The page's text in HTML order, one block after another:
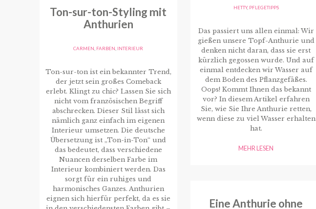
Ton-sur-ton-Styling mit
Anthurien
CARMEN, FARBEN, INTERIEUR
Ton-sur-ton ist ein bekannter Trend,
der jetzt sein großes Comeback
erlebt. Klingt zu chic? Lassen Sie sich
nicht vom französischen Begriff
abschrecken. Dieser Stil lässt sich
nämlich ganz einfach im eigenen
Interieur umsetzen. Die deutsche
Übersetzung ist „Ton-in-Ton“ und
das bedeutet, dass verschiedene
Nuancen derselben Farbe im
Interieur kombiniert werden. Das
sorgt für ein ruhiges und
harmonisches Ganzes. Anthurien
eignen sich hierfür perfekt, da es sie
HETTY, PFLEGETIPPS
Das passiert uns allen einmal: Wir
gießen unsere Topf-Anthurie und
denken nicht daran, dass sie erst
kürzlich gegossen wurde. Und auf
einmal entdecken wir Wasser auf
dem Boden des Pflanzgefäßes.
Oops! Kommt Ihnen das bekannt
vor? In diesem Artikel erfahren
Sie, wie Sie Ihre Anthurie retten,
wenn diese zu viel Wasser erhalten
hat.
MEHR LESEN
Eine Anthurie ohne